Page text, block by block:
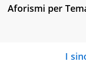
Aforismi per
I